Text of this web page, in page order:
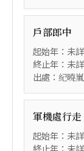
戶部郎中
起始年：未詳
終止年：未詳
出處： 紀曉
軍機處行走
起始年：未詳
終止年：未詳